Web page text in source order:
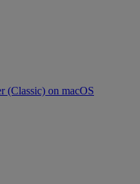
(Classic) on macOS